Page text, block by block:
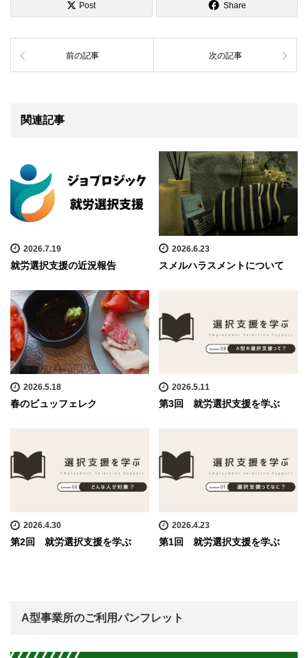
Post Share
前の記事 次の記事
関連記事
2026.7.19
就労選択支援の近況報告
2026.6.23
スメルハラスメントについて
2026.5.18
春のビュッフェレク
2026.5.11
第3回 就労選択支援を学ぶ
2026.4.30
第2回 就労選択支援を学ぶ
2026.4.23
第1回 就労選択支援を学ぶ
A型事業所のご利用パンフレット